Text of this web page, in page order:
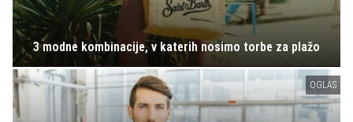
3 modne kombinacije, v katerih nosimo torbe za plažo
OGLAS